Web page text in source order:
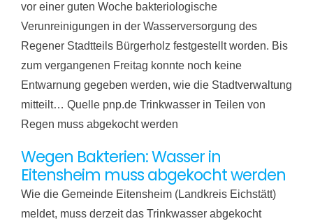
vor einer guten Woche bakteriologische
Verunreinigungen in der Wasserversorgung des
Regener Stadtteils Bürgerholz festgestellt worden. Bis
zum vergangenen Freitag konnte noch keine
Entwarnung gegeben werden, wie die Stadtverwaltung
mitteilt… Quelle pnp.de Trinkwasser in Teilen von
Regen muss abgekocht werden
Wegen Bakterien: Wasser in
Eitensheim muss abgekocht werden
Wie die Gemeinde Eitensheim (Landkreis Eichstätt)
meldet, muss derzeit das Trinkwasser abgekocht